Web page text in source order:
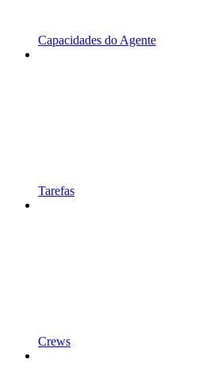
Capacidades do Agente
Tarefas
Crews